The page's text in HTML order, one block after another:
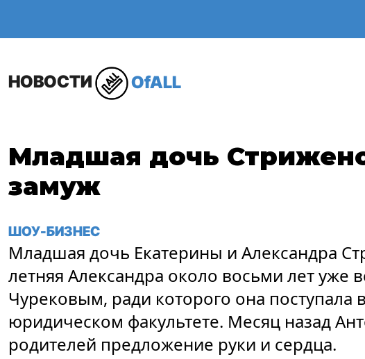
НОВОСТИ OfALL
Младшая дочь
замуж
ШОУ-БИЗНЕС
Младшая дочь Екатерины и Александра
летняя Александра около восьми лет уже
Чурековым, ради которого она
юридическом факультете. Месяц назад
родителей предложение руки и сердца.